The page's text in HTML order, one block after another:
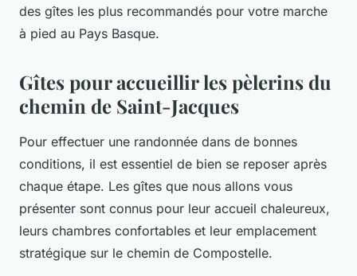
des gîtes les plus recommandés pour votre marche
à pied au Pays Basque.
Gîtes pour accueillir les pèlerins du
chemin de Saint-Jacques
Pour effectuer une randonnée dans de bonnes
conditions, il est essentiel de bien se reposer après
chaque étape. Les gîtes que nous allons vous
présenter sont connus pour leur accueil chaleureux,
leurs chambres confortables et leur emplacement
stratégique sur le chemin de Compostelle.